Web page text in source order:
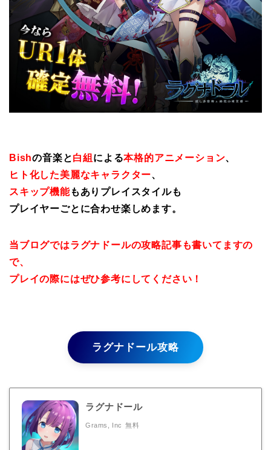
Bishの音楽と白組 による本格的アニメーション、
ヒト化した美麗なキャラクター、
スキップ機能もありプレイスタイルも
プレイヤーごとに合わせ楽しめます。
当ブログではラグナドールの攻略記事も書いてますの
で、
プレイの際にはぜひ参考にしてください！
ラグナドール攻略
ラグナドール
Grams, Inc 無料